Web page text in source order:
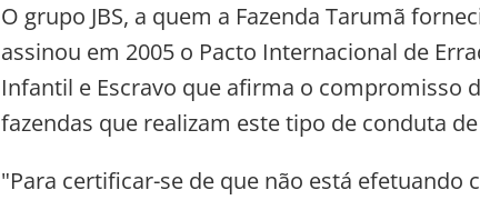
O grupo JBS, a quem a Fazenda Tarumã
assinou em 2005 o Pacto Internacional de
Infantil e Escravo que afirma o compromisso
fazendas que realizam este tipo de conduta
"Para certificar-se de que não está efetuando